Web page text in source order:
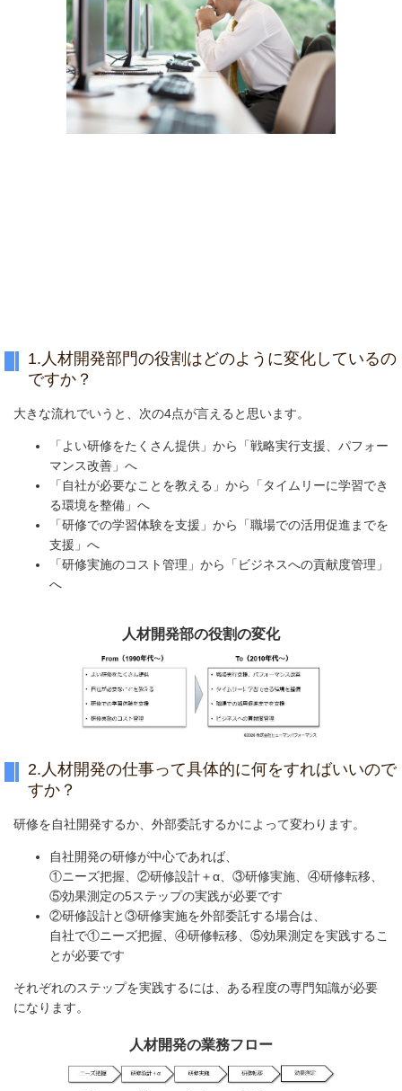
1.人材開発部門の役割はどのように変化しているの
ですか？
大きな流れでいうと、次の4点が言えると思います。
「よい研修をたくさん提供」から「戦略実行支援、パフォー
マンス改善」へ
「自社が必要なことを教える」から「タイムリーに学習でき
る環境を整備」へ
「研修での学習体験を支援」から「職場での活用促進までを
支援」へ
「研修実施のコスト管理」から「ビジネスへの貢献度管理」
へ
人材開発部の役割の変化
2.人材開発の仕事って具体的に何をすればいいので
すか？
研修を自社開発するか、外部委託するかによって変わります。
自社開発の研修が中心であれば、
①ニーズ把握、②研修設計＋α、③研修実施、④研修転移、
⑤効果測定の5ステップの実践が必要です
②研修設計と③研修実施を外部委託する場合は、
自社で①ニーズ把握、④研修転移、⑤効果測定を実践するこ
とが必要です
それぞれのステップを実践するには、ある程度の専門知識が必要
になります。
人材開発の業務フロー